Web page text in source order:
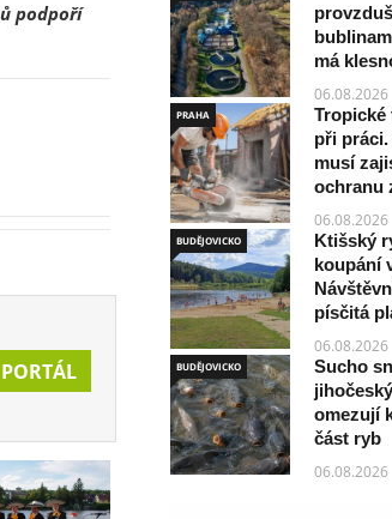
podpoří
má
06.08.2026
PRAHA
při práci.
musí
ochranu
06.08.2026
BUDĚJOVICKO
Ktišský
koupání
písčitá
06.08.2026
BUDĚJOVICKO
Sucho
omezují
část ryb
06.08.2026